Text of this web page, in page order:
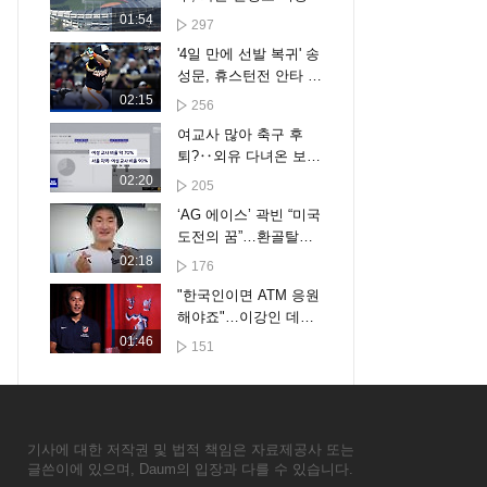
01:54 297
02:15
'4일 만에 선발 복귀' 송
성문, 휴스턴전 안타 활
약…샌디에이고는 3-6
256
02:20
여교사 많아 축구 후
퇴?‥외유 다녀온 보고
서가
205
02:18
‘AG 에이스’ 곽빈 “미국
도전의 꿈”…환골탈태
의 비결도 공개
176
01:46
"한국인이면 ATM 응원
해야죠"…이강인 데뷔
전 임박
151
기사에 대한 저작권 및 법적 책임은 자료제공사 또는
글쓴이에 있으며, Daum의 입장과 다를 수 있습니다.